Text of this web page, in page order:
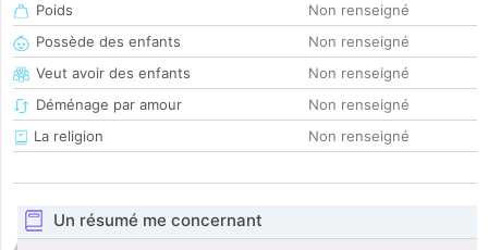
Poids
Non renseigné
Possède des enfants
Non renseigné
Veut avoir des enfants
Non renseigné
Déménage par amour
Non renseigné
La religion
Non renseigné
Un résumé me concernant